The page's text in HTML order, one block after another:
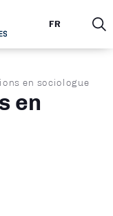
FR
en sociologue
en